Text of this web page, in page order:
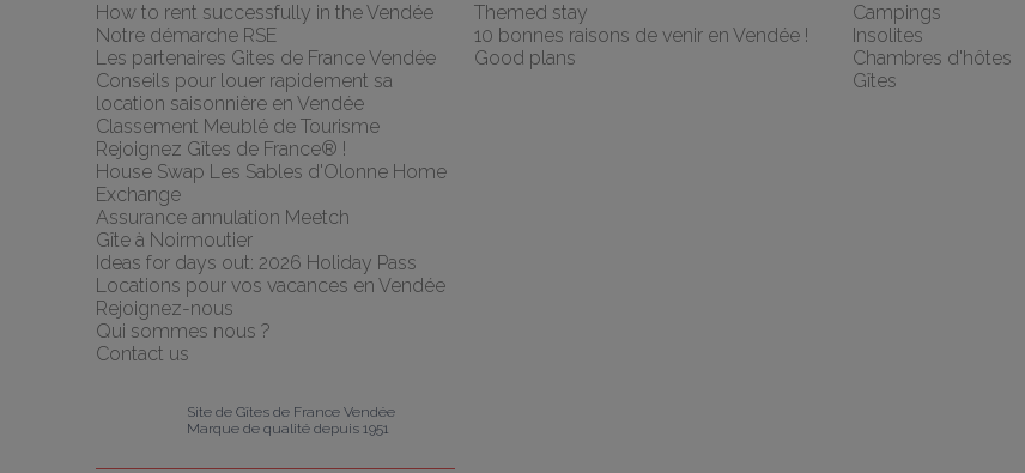
How to rent successfully in the Vendée
Notre démarche RSE
Les partenaires Gites de France Vendée
Conseils pour louer rapidement sa
location saisonnière en Vendée
Classement Meublé de Tourisme
Rejoignez Gîtes de France® !
House Swap Les Sables d'Olonne Home
Exchange
Assurance annulation Meetch
Gîte à Noirmoutier
Ideas for days out: 2026 Holiday Pass
Locations pour vos vacances en Vendée
Rejoignez-nous
Qui sommes nous ?
Contact us
Themed stay
10 bonnes raisons de venir en Vendée !
Good plans
Campings
Insolites
Chambres d'hôtes
Gîtes
Site de Gîtes de France Vendée
Marque de qualité depuis 1951